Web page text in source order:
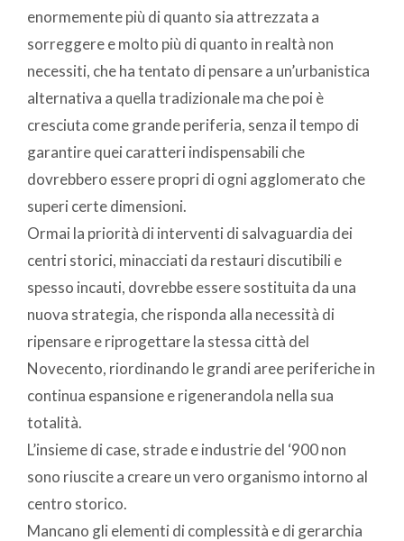
enormemente più di quanto sia attrezzata a
sorreggere e molto più di quanto in realtà non
necessiti, che ha tentato di pensare a un’urbanistica
alternativa a quella tradizionale ma che poi è
cresciuta come grande periferia, senza il tempo di
garantire quei caratteri indispensabili che
dovrebbero essere propri di ogni agglomerato che
superi certe dimensioni.
Ormai la priorità di interventi di salvaguardia dei
centri storici, minacciati da restauri discutibili e
spesso incauti, dovrebbe essere sostituita da una
nuova strategia, che risponda alla necessità di
ripensare e riprogettare la stessa città del
Novecento, riordinando le grandi aree periferiche in
continua espansione e rigenerandola nella sua
totalità.
L’insieme di case, strade e industrie del ‘900 non
sono riuscite a creare un vero organismo intorno al
centro storico.
Mancano gli elementi di complessità e di gerarchia